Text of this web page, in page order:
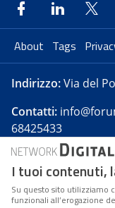
About Tags
Indirizzo:Via del
Contatti:
68425433
Forumpa.itè
presso Registro
Reg. n. 182 del 2
I tuoi contenuti,
Su questo sito utilizziamo
funzionali all’erogazione